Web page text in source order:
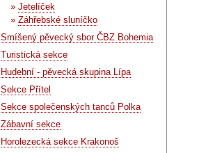
» Jetelíček
» Záhřebské sluníčko
Smíšený pěvecký sbor ČBZ Bohemia
Turistická sekce
Hudební - pěvecká skupina Lípa
Sekce Přítel
Sekce společenských tanců Polka
Zábavní sekce
Horolezecká sekce Krakonoš